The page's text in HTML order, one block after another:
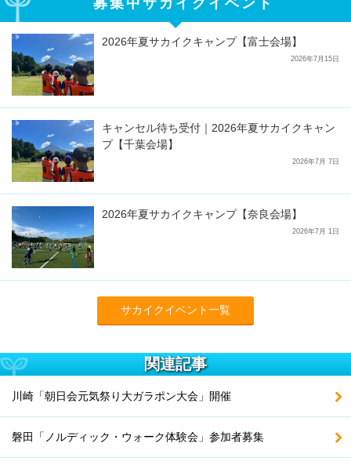
2026年夏サカイクキャンプ【富士会場】
2026年7月15日
キャンセル待ち受付｜2026年夏サカイクキャン
プ【千葉会場】
2026年7月 7日
2026年夏サカイクキャンプ【奈良会場】
2026年7月 1日
サカイクイベント一覧
関連記事
川崎「朝日会元気祭り大ガラポン大会」開催
磐田「ノルディック・ウォーク体験会」参加者募集